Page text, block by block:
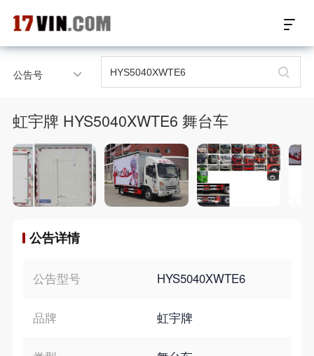
17VIN车架号查询首页
汽配产品车型适配
汽配产品电子目录
微信群智能客服
个性化私人定制
公告号
虹宇牌 HYS5040XWTE6 舞台车
公告详情
公告型号 HYS5040XWTE6
品牌 虹宇牌